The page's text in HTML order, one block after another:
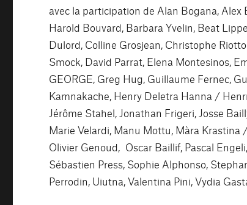
avec la participation de Alan Bogana,
Harold Bouvard, Barbara Yvelin, Beat
Dulord, Colline Grosjean, Christophe
Smock, David Parrat, Elena Montesinos,
GEORGE, Greg Hug, Guillaume Fernec,
Kamnakache, Henry Deletra Hanna /
Jérôme Stahel, Jonathan Frigeri, Josse
Marie Velardi, Manu Mottu, Màra Krastina
Olivier Genoud, Oscar Baillif, Pascal
Sébastien Press, Sophie Alphonso,
Perrodin, Uiutna, Valentina Pini, Vydia